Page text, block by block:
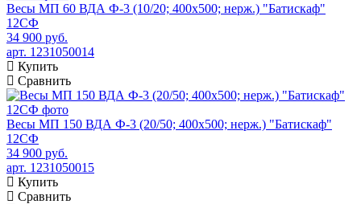
Весы МП 60 ВДА Ф-3 (10/20; 400х500; нерж.) "Батискаф"
12СФ
34 900 руб.
арт. 1231050014
Купить
Сравнить
Весы МП 150 ВДА Ф-3 (20/50; 400х500; нерж.) "Батискаф"
12СФ
34 900 руб.
арт. 1231050015
Купить
Сравнить